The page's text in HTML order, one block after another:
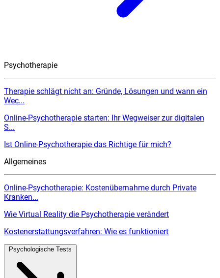
Psychotherapie
Therapie schlägt nicht an: Gründe, Lösungen und wann ein
Wec...
Online-Psychotherapie starten: Ihr Wegweiser zur digitalen
S...
Ist Online-Psychotherapie das Richtige für mich?
Allgemeines
Online-Psychotherapie: Kostenübernahme durch Private
Kranken...
Wie Virtual Reality die Psychotherapie verändert
Kostenerstattungsverfahren: Wie es funktioniert